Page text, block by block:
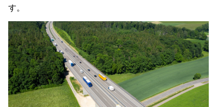
す。